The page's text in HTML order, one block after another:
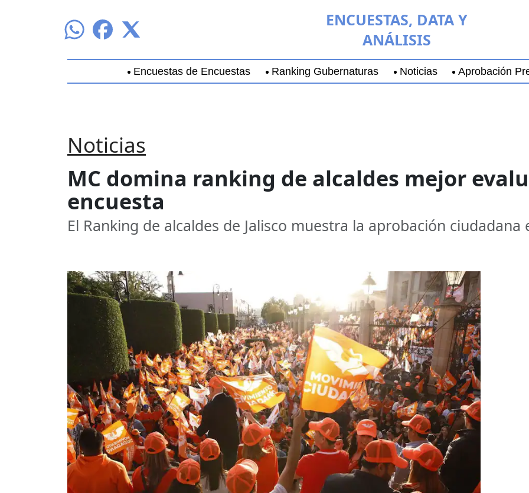
ENCUESTAS, DATA Y
ANÁLISIS
Encuestas de Encuestas Ranking Gubernaturas Noticias Aprobación
Noticias
MC domina ranking de alcaldes mejor
encuesta
El Ranking de alcaldes de Jalisco muestra la aprobación